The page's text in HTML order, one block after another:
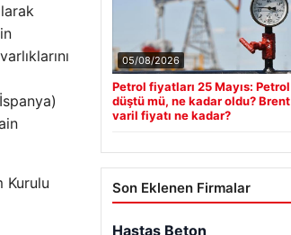
Kurulu
05/08/2026
Petrol fiyatları 25 Mayıs:
düştü mü, ne kadar oldu?
varil fiyatı ne kadar?
Son Eklenen Firmalar